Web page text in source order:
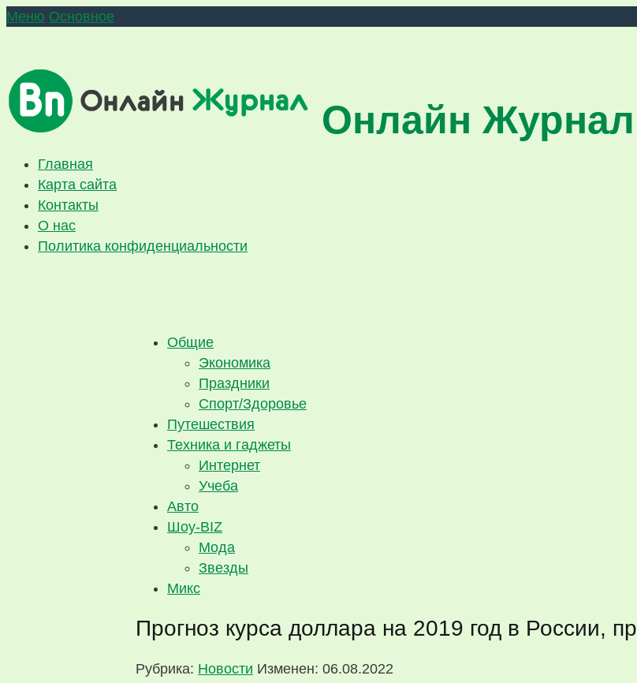
Меню Основное
Онлайн Журнал
Главная
Карта сайта
Контакты
О нас
Политика конфиденциальности
Общие
Экономика
Праздники
Спорт/Здоровье
Путешествия
Техника и гаджеты
Интернет
Учеба
Авто
Шоу-BIZ
Мода
Звезды
Микс
Прогноз курса доллара на 2019 год в России,
Рубрика: Новости Изменен: 06.08.2022